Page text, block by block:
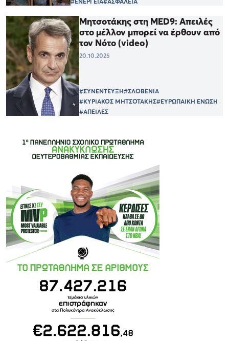
Μητσοτάκης στη MED9: Απειλές
στο μέλλον μπορεί να έρθουν από
τον Νότο (video)
20.10.2025
#ΣΥΝΕΝΤΕΥΞΗ#ΣΛΟΒΕΝΙΑ
#ΚΥΡΙΑΚΟΣ ΜΗΤΣΟΤΑΚΗΣ#ΕΥΡΩΠΑΙΚΗ ΕΝΩΣΗ
#ΑΠΕΙΛΕΣ